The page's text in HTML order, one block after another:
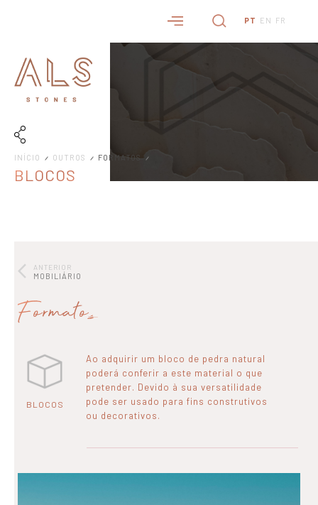
PT EN FR
INÍCIO OUTROS FORMATOS
BLOCOS
ANTERIOR
MOBILIÁRIO
Formatos
BLOCOS
Ao adquirir um bloco de pedra natural
poderá conferir a este material o que
pretender. Devido à sua versatilidade
pode ser usado para fins construtivos
ou decorativos.